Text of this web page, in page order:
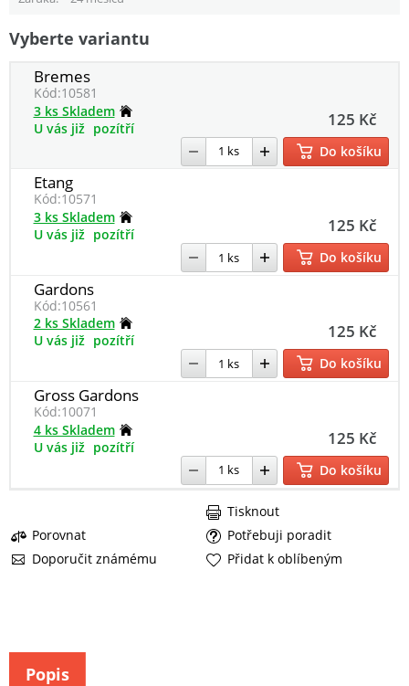
Vyberte variantu
Bremes
Kód:10581
125 Kč
3 ks Skladem
U vás již pozítří
Do košíku
Etang
Kód:10571
125 Kč
3 ks Skladem
U vás již pozítří
Do košíku
Gardons
Kód:10561
125 Kč
2 ks Skladem
U vás již pozítří
Do košíku
Gross Gardons
Kód:10071
125 Kč
4 ks Skladem
U vás již pozítří
Do košíku
Porovnat
Potřebuji poradit
Doporučit známému
Tisknout
Přidat k oblíbeným
Popis